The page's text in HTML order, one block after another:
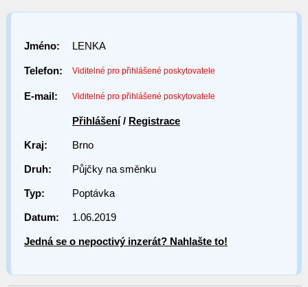
Jméno: LENKA
Telefon: Viditelné pro přihlášené poskytovatele
E-mail: Viditelné pro přihlášené poskytovatele
Přihlášení/ Registrace
Kraj: Brno
Druh: Půjčky na směnku
Typ: Poptávka
Datum: 1.06.2019
Jedná se o nepoctivý inzerát? Nahlašte to!